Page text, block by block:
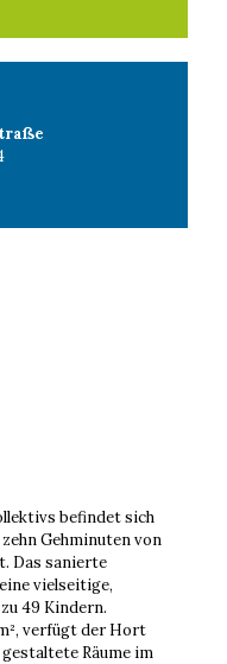
befindet sich
Gehminuten von
Das sanierte
vielseitige,
49 Kindern.
verfügt der Hort
Räume im